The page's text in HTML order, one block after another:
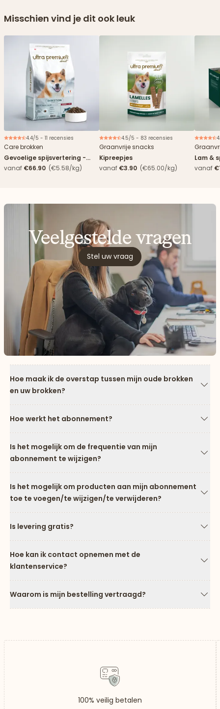
Misschien vind je dit ook leuk
4.4/5 - 11 recensies
Care brokken
Gevoelige spijsvertering -
Eend
vanaf €66.90 (€5.58/kg)
4.5/5 - 83 recensies
Graanvrije snacks
Kipreepjes
vanaf €3.90 (€65.00/kg)
Lam &
vanaf
Veelgestelde vragen
Stel uw vraag
Hoe maak ik de overstap tussen mijn oude brokken
en uw brokken?
Hoe werkt het abonnement?
Pijl
Is het mogelijk om de frequentie van mijn
abonnement te wijzigen?
Is het mogelijk om producten aan mijn abonnement
toe te voegen/te wijzigen/te verwijderen?
Is levering gratis?
Pijl
Hoe kan ik contact opnemen met de
klantenservice?
Waarom is mijn bestelling vertraagd?
Pijl
100% veilig betalen